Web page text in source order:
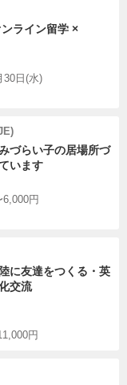
ライン留学 ×
30日(水)
づらい子の居場所づ
います
円
に友達をつくる・英
交流
円